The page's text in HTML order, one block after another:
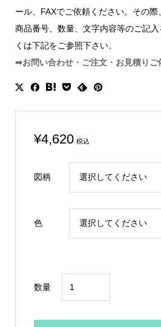
ール、FAXでご依頼ください。その際
商品番号、数量、文字内容等のご記
くは下記をご参照下さい。
➡お問い合わせ・ご注文・お見積りご
¥4,620 税込
図柄
色
数量
察